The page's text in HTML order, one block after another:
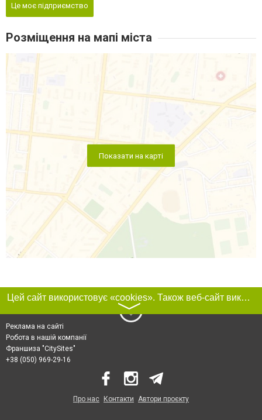
Це моє підприємство
Розміщення на мапі міста
Показати на карті
Цей сайт використовує «cookies». Також веб-сайт використовує інтернет-сервіс для збору технічних даних стосовно відвідувачів з метою отримання маркетингової та статистичної інформації. Умови обробки даних відвідувачів сайту див.
〉
Реклама на сайті
Робота в нашій компанії
Франшиза "CitySites"
+38 (050) 969-29-16
Про нас Контакти Автори проєкту